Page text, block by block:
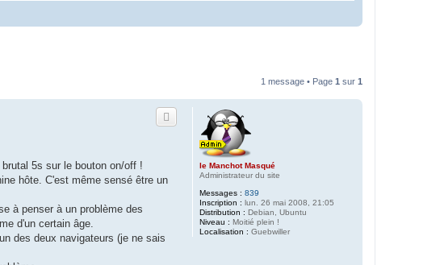
1 message • Page 1 sur 1
le Manchot Masqué
Administrateur du site
Messages : 839
Inscription : lun. 26 mai 2008, 21:05
Distribution : Debian, Ubuntu
Niveau : Moitié plein !
Localisation : Guebwiller
5s sur le bouton on/off !
hôte. C'est même sensé être un
à penser à un problème des
d'un certain âge.
des deux navigateurs (je ne sais